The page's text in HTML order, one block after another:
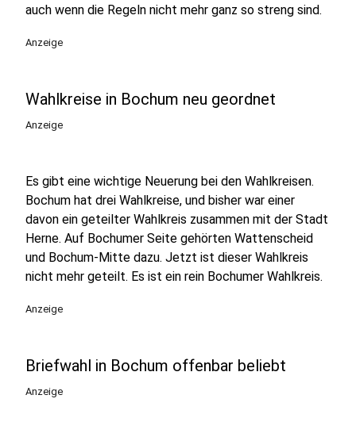
auch wenn die Regeln nicht mehr ganz so streng sind.
Anzeige
Wahlkreise in Bochum neu geordnet
Anzeige
Es gibt eine wichtige Neuerung bei den Wahlkreisen.
Bochum hat drei Wahlkreise, und bisher war einer
davon ein geteilter Wahlkreis zusammen mit der Stadt
Herne. Auf Bochumer Seite gehörten Wattenscheid
und Bochum-Mitte dazu. Jetzt ist dieser Wahlkreis
nicht mehr geteilt. Es ist ein rein Bochumer Wahlkreis.
Anzeige
Briefwahl in Bochum offenbar beliebt
Anzeige